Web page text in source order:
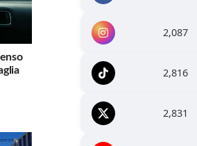
2,087
2,816
2,831